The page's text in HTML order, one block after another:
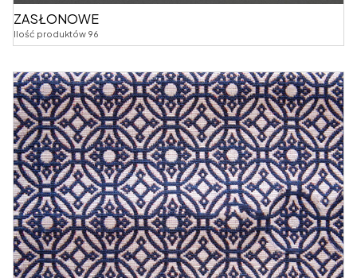
ZASŁONOWE
Ilość produktów 96